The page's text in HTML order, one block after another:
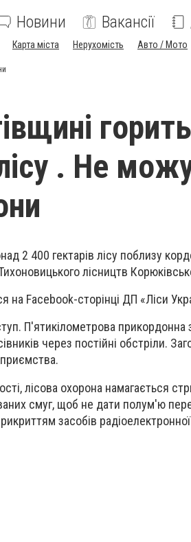
Новини Вакансії
Карта міста Нерухомість Авто / Мото
. Не
2 400 гектарів лісу поблизу
лісництв
на Facebook-сторінці ДП «Ліси
П'ятикілометрова прикордонна
через постійні обстріли.
лісова охорона намагається
смуг, щоб не дати полум'ю
засобів